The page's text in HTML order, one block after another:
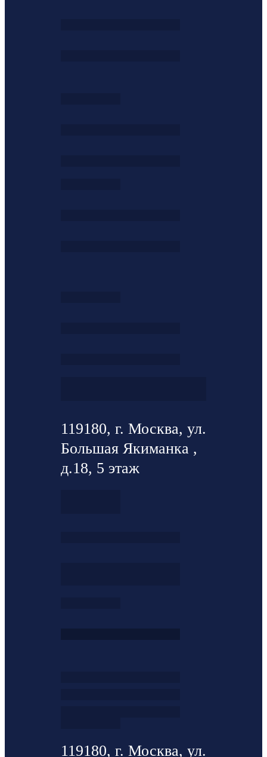
119180, г. Москва, ул.
Большая Якиманка ,
д.18, 5 этаж
119180, г. Москва, ул.